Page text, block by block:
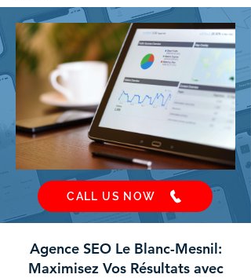
CALL US NOW
Agence SEO Le Blanc-Mesnil:
Maximisez Vos Résultats avec